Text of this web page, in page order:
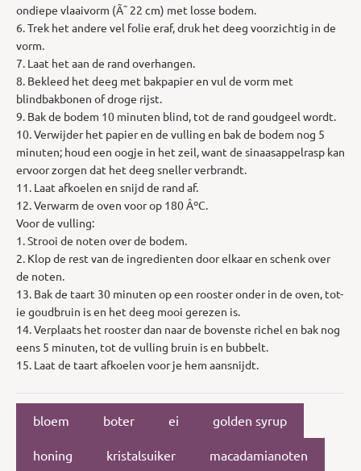
ondiepe vlaaivorm (Ã˜ 22 cm) met losse bodem.
6. Trek het andere vel folie eraf, druk het deeg voorzichtig in de
vorm.
7. Laat het aan de rand overhangen.
8. Bekleed het deeg met bakpapier en vul de vorm met
blindbakbonen of droge rijst.
9. Bak de bodem 10 minuten blind, tot de rand goudgeel wordt.
10. Verwijder het papier en de vulling en bak de bodem nog 5
minuten; houd een oogje in het zeil, want de sinaasappelrasp kan
ervoor zorgen dat het deeg sneller verbrandt.
11. Laat afkoelen en snijd de rand af.
12. Verwarm de oven voor op 180 ÂºC.
Voor de vulling:
1. Strooi de noten over de bodem.
2. Klop de rest van de ingredienten door elkaar en schenk over
de noten.
13. Bak de taart 30 minuten op een rooster onder in de oven, tot-
ie goudbruin is en het deeg mooi gerezen is.
14. Verplaats het rooster dan naar de bovenste richel en bak nog
eens 5 minuten, tot de vulling bruin is en bubbelt.
15. Laat de taart afkoelen voor je hem aansnijdt.
bloem boter ei golden syrup
honing kristalsuiker macadamianoten